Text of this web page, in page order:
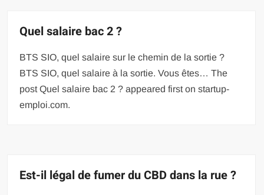
Quel salaire bac 2 ?
BTS SIO, quel salaire sur le chemin de la sortie ?
BTS SIO, quel salaire à la sortie. Vous êtes… The
post Quel salaire bac 2 ? appeared first on startup-
emploi.com.
Est-il légal de fumer du CBD dans la rue ?